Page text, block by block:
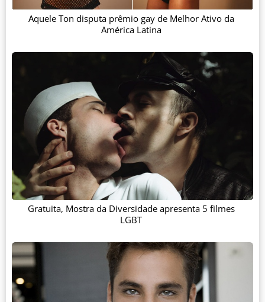
Aquele Ton disputa prêmio gay de Melhor Ativo da
América Latina
Gratuita, Mostra da Diversidade apresenta 5 filmes
LGBT